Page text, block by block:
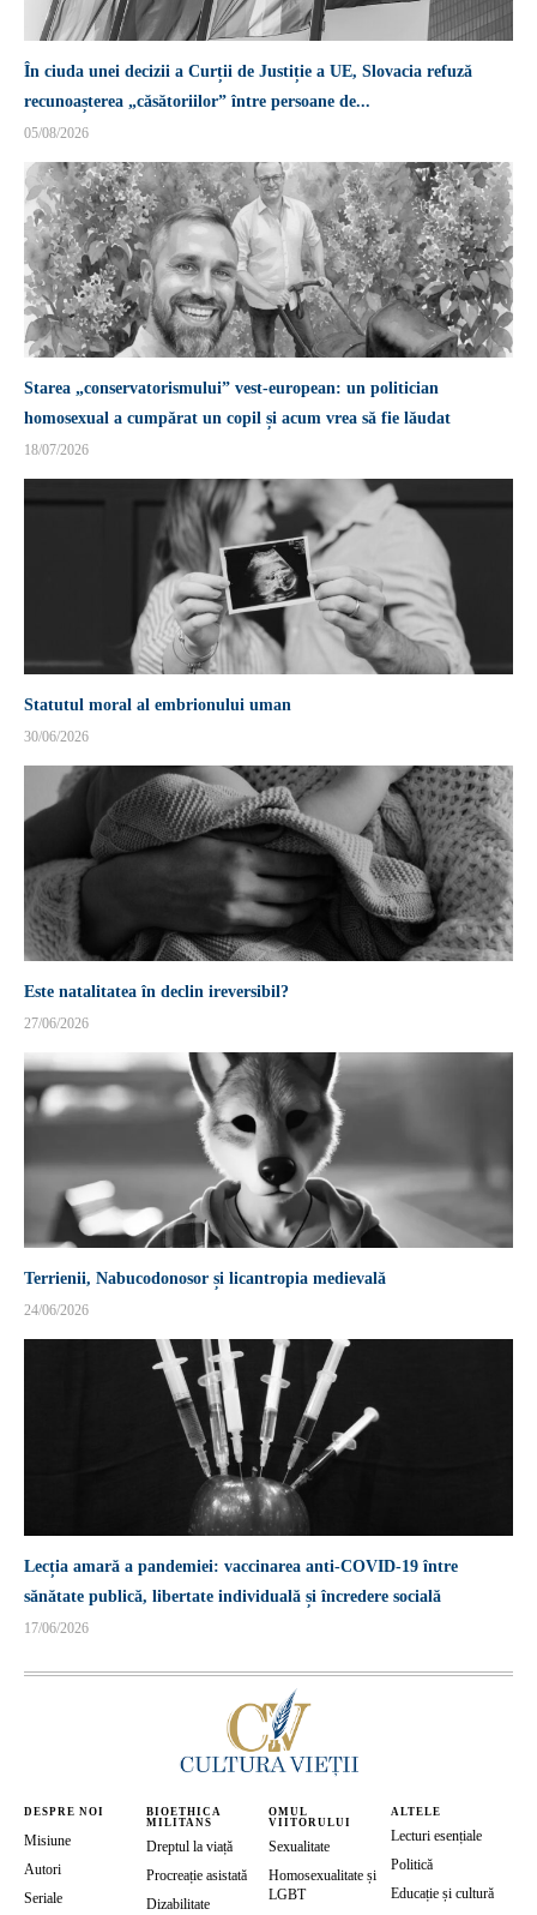
În ciuda unei decizii a Curții de Justiție a UE, Slovacia refuză
recunoașterea „căsătoriilor” între persoane de...
05/08/2026
Starea „conservatorismului” vest-european: un politician
homosexual a cumpărat un copil și acum vrea să fie lăudat
18/07/2026
Statutul moral al embrionului uman
30/06/2026
Este natalitatea în declin ireversibil?
27/06/2026
Terrienii, Nabucodonosor și licantropia medievală
24/06/2026
Lecția amară a pandemiei: vaccinarea anti-COVID-19 între
sănătate publică, libertate individuală și încredere socială
17/06/2026
DESPRE NOI
Misiune
Autori
Seriale
BIOETHICA
MILITANS
Dreptul la viață
Procreație asistată
Dizabilitate
OMUL
VIITORULUI
Sexualitate
Homosexualitate și
LGBT
ALTELE
Lecturi esențiale
Politică
Educație și cultură